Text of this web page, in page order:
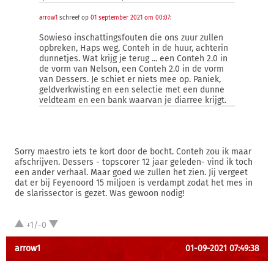
arrow1 schreef op 01 september 2021 om 00:07:
Sowieso inschattingsfouten die ons zuur zullen
opbreken, Haps weg, Conteh in de huur, achterin
dunnetjes. Wat krijg je terug ... een Conteh 2.0 in
de vorm van Nelson, een Conteh 2.0 in de vorm
van Dessers. Je schiet er niets mee op. Paniek,
geldverkwisting en een selectie met een dunne
veldteam en een bank waarvan je diarree krijgt.
Sorry maestro iets te kort door de bocht. Conteh zou ik maar
afschrijven. Dessers - topscorer 12 jaar geleden- vind ik toch
een ander verhaal. Maar goed we zullen het zien. Jij vergeet
dat er bij Feyenoord 15 miljoen is verdampt zodat het mes in
de slarissector is gezet. Was gewoon nodig!
+1/-0
arrow1 01-09-2021 07:49:38